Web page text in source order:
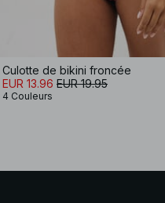
Culotte de bikini froncée
EUR 13.96 EUR 19.95
4 Couleurs